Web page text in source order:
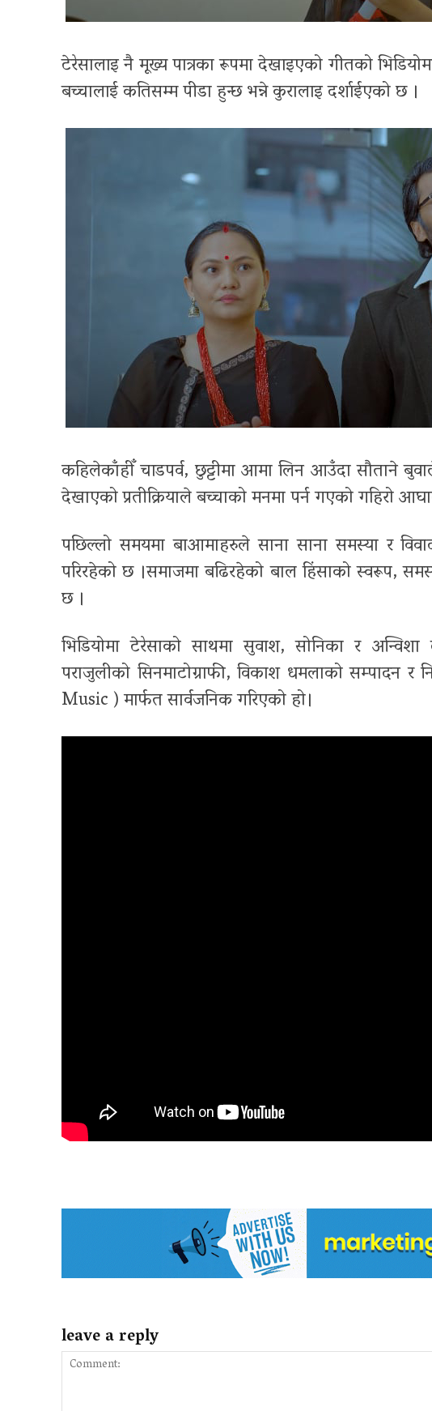
टेरेसालाइ नै मूख्य पात्रका रूपमा देखाइएको गीतको
बच्चालाई कतिसम्म पीडा हुन्छ भन्ने कुरालाइ दर्शाईएको छ ।
कहिलेकाँहीँ चाडपर्व, छुट्टीमा आमा लिन आउँदा सौताने
देखाएको प्रतीक्रियाले बच्चाको मनमा पर्न गएको गहिरो
पछिल्लो समयमा बाआमाहरुले साना साना समस्या र
परिरहेको छ ।समाजमा बढिरहेको बाल हिंसाको स्वरूप,
छ ।
भिडियोमा टेरेसाको साथमा सुवाश, सोनिका र
पराजुलीको सिनमाटोग्राफी, विकाश धमलाको सम्पादन
Music ) मार्फत सार्वजनिक गरिएको हो।
leave a reply